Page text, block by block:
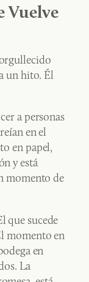
Vuelve
un hito. Él
a personas
en el
en papel,
y está
momento de
que sucede
momento en
en
La